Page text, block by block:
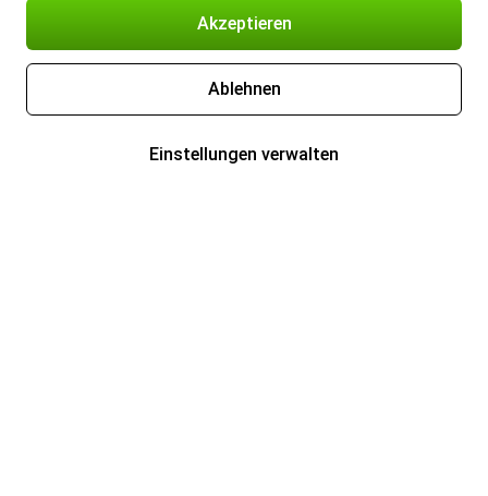
Akzeptieren
Ablehnen
Einstellungen verwalten